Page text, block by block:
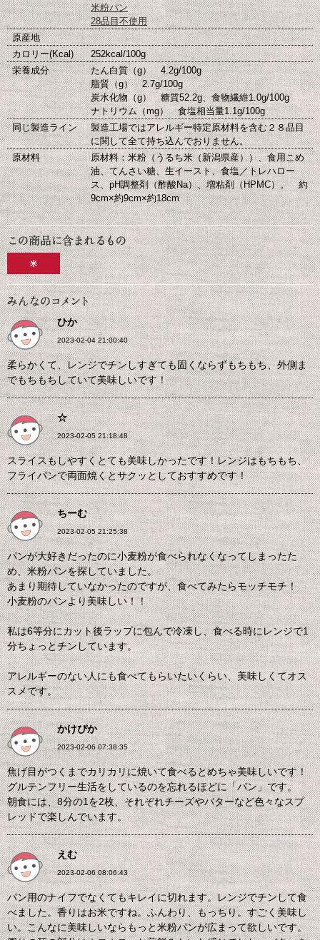
米粉パン
28品目不使用
原産地
カロリー(Kcal)
252kcal/100g
栄養成分
たん白質（g） 4.2g/100g
脂質（g） 2.7g/100g
炭水化物（g） 糖質52.2g、食物繊維1.0g/100g
ナトリウム（mg） 食塩相当量1.1g/100g
同じ製造ライン
製造工場ではアレルギー特定原材料を含む２８品目
に関して全て持ち込んでおりません。
原材料
原材料：米粉（うるち米（新潟県産））、食用こめ
油、てんさい糖、生イースト、食塩／トレハロー
ス、pH調整剤（酢酸Na）、増粘剤（HPMC）。 約
9cm×約9cm×約18cm
米
ひか
2023-02-04 21:00:40
柔らかくて、レンジでチンしすぎても固くならずもちもち、外側ま
でもちもちしていて美味しいです！
☆
2023-02-05 21:18:48
スライスもしやすくとても美味しかったです！レンジはもちもち、
フライパンで両面焼くとサクッとしておすすめです！
ちーむ
2023-02-05 21:25:38
パンが大好きだったのに小麦粉が食べられなくなってしまったた
め、米粉パンを探していました。
あまり期待していなかったのですが、食べてみたらモッチモチ！
小麦粉のパンより美味しい！！
私は6等分にカット後ラップに包んで冷凍し、食べる時にレンジで1
分ちょっとチンしています。
アレルギーのない人にも食べてもらいたいくらい、美味しくてオス
スメです。
かけぴか
2023-02-06 07:38:35
焦げ目がつくまでカリカリに焼いて食べるとめちゃ美味しいです！
グルテンフリー生活をしているのを忘れるほどに「パン」です。
朝食には、8分の1を2枚、それぞれチーズやバターなど色々なスプ
レッドで楽しんでいます。
えむ
2023-02-06 08:06:43
パン用のナイフでなくてもキレイに切れます。レンジでチンして食
べました。香りはお米ですね。ふんわり、もっちり。すごく美味し
い。こんなに美味しいならもっと米粉パンが広まって欲しいです。